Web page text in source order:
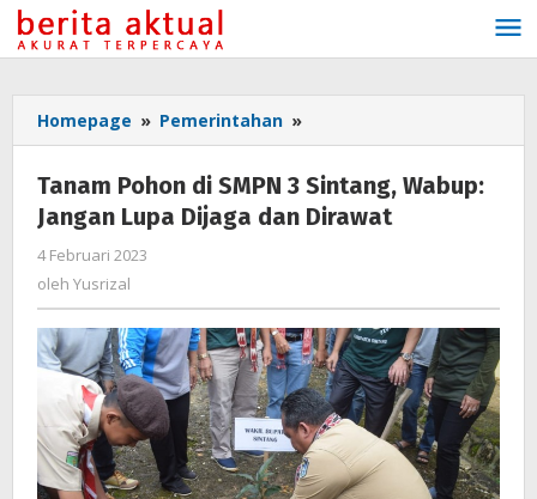
Lewati
ke
konten
Homepage » Pemerintahan »
Pohon
SMPN
3
Dijaga
dan
Dirawat
Tanam Pohon di SMPN 3 Sintang, Wabup:
Jangan Lupa Dijaga dan Dirawat
4 Februari 2023
oleh Yusrizal